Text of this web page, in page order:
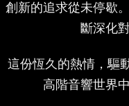
創新的追求從未停歇
斷深化
這份恆久的熱情，驅
高階音響世界